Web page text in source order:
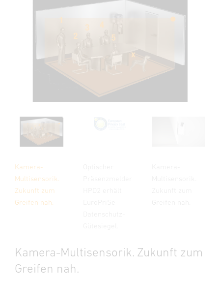
Kamera-
Multisensorik.
Zukunft zum
Greifen nah.
Kamera-Multisensorik. Zukunft zum
Greifen nah.